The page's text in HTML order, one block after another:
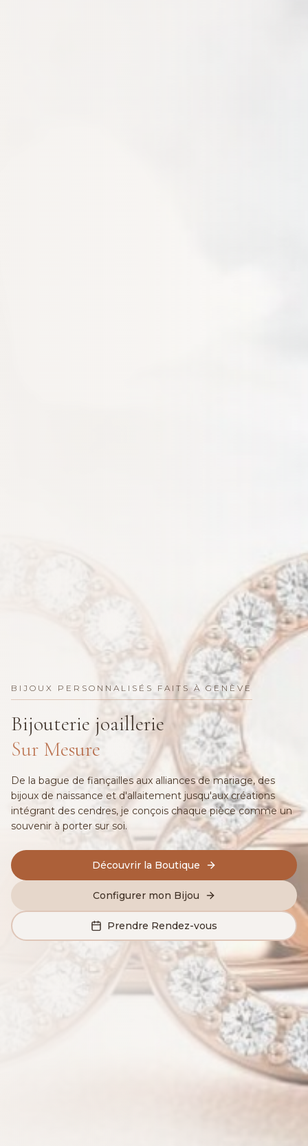
BIJOUX PERSONNALISÉS FAITS À GENÈVE
Bijouterie joaillerie
Sur Mesure
De la bague de fiançailles aux alliances de mariage, des
bijoux de naissance et d'allaitement jusqu'aux créations
intégrant des cendres, je conçois chaque pièce comme un
souvenir à porter sur soi.
Découvrir la Boutique
Configurer mon Bijou
Prendre Rendez-vous